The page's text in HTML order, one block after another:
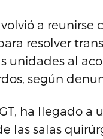
a reunirse
resolver
unidades al
según
ha llegado
las salas